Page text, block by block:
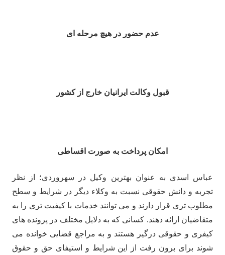
عدم حضور در هیچ مرحله ای
قبول وکالت ایرانیان خارج از کشور
امکان پرداخت به صورت اقساطی
عباس اسدی به عنوان بهترین وکیل در سهروردی؛ از نظر
تجربه و دانش حقوقی نسبت به وکلاء دیگر در شرایط و سطح
مطلوب تری قرار دارند و می توانند خدمات با کیفیت تری را به
متقاضیان ارائه دهند. کسانی که به دلایل مختلف در پرونده های
کیفری و حقوقی درگیر هستند و به مراجع قضایی خوانده می
شوند برای برون رفت از این شرایط و استیفای حق و حقوق